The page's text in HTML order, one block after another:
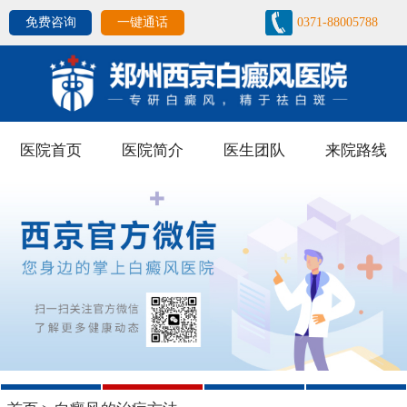
免费咨询 一键通话 0371-88005788
医院首页 医院简介 医生团队 来院路线
1 2 3 4